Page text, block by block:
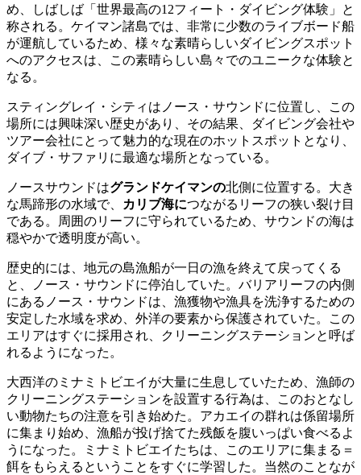
め、しばしば「世界最高の12フィート・ダイビング体験」と
称される。ケイマン諸島では、非常に少数のライブボード船
が運航しているため、様々な素晴らしいダイビングスポット
へのアクセスは、この素晴らしい島々でのユニークな体験と
なる。
スティングレイ・シティはノース・サウンドに位置し、この
場所には興味深い歴史があり、その結果、ダイビング会社や
ツアー会社にとって魅力的な現在のホットスポットとなり、
ダイブ・サファリに最適な場所となっている。
ノースサウンドはグランドケイマンの北側に位置する。大き
な馬蹄形の水域で、
カリブ海につながるリーフの狭い裂け目
である。周囲のリーフに守られているため、サウンドの海は
穏やかで透明度が高い。
歴史的には、地元の島漁船が一日の漁を終えて戻ってくる
と、ノース・サウンドに停泊していた。バリアリーフの内側
にあるノース・サウンドは、漁獲物や漁具を洗浄するための
安定した水域を求め、外洋の要素から保護されていた。この
エリアはすぐに採用され、クリーニングステーションと呼ば
れるようになった。
大西洋のミナミトビエイが大量に生息していたため、漁師の
クリーニングステーションを設置する行為は、このおとなし
い動物たちの注意を引き始めた。アカエイの群れは係留場所
に集まり始め、漁船が投げ捨てた残飯を腹いっぱい食べるよ
うになった。ミナミトビエイたちは、このエリアに集まる＝
餌をもらえるということをすぐに学習した。当然のことなが